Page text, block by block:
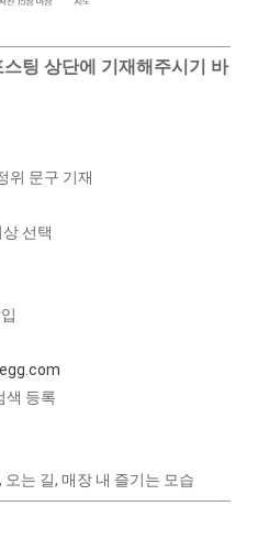
팅 상단에 기재해주시기 바
위 문구 기재
선택
색 등록
는 길, 매장 내 즐기는 모습